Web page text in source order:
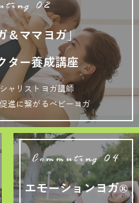
02
＆ママヨガ」
ター養成講座
ャリストヨガ講師
進に繋がるベビーヨガ
Commuting 04
エモーションヨガ®